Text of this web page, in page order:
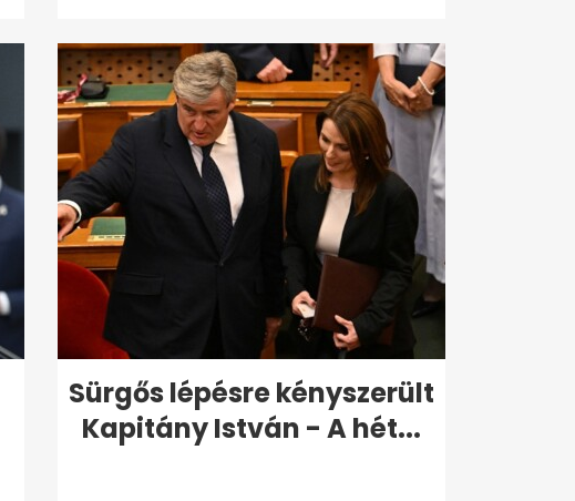
Sürgős lépésre kényszerült
Kapitány István - A hét...